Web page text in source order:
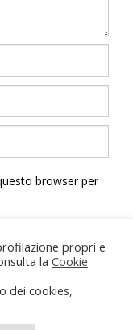
browser per
n. 22166
propri e
la Cookie
dei cookies,